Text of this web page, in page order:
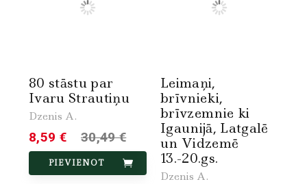
80 stāstu par
Ivaru Strautiņu
Dzenis A.
8,59 € 30,49 €
PIEVIENOT
Leimaņi,
brīvnieki,
brīvzemnie ki
Igaunijā, Latgalē
un Vidzemē
13.-20.gs.
Dzenis A.